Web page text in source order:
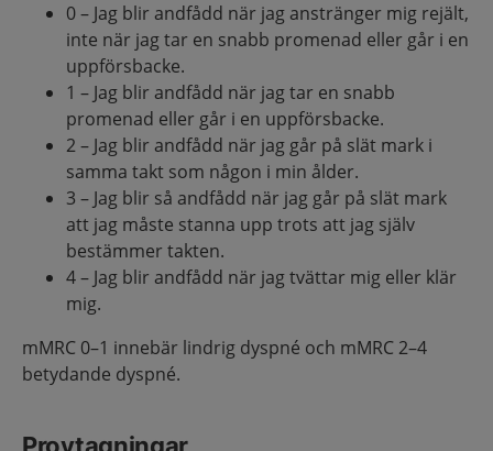
0 – Jag blir andfådd när jag anstränger mig rejält,
inte när jag tar en snabb promenad eller går i en
uppförsbacke.
1 – Jag blir andfådd när jag tar en snabb
promenad eller går i en uppförsbacke.
2 – Jag blir andfådd när jag går på slät mark i
samma takt som någon i min ålder.
3 – Jag blir så andfådd när jag går på slät mark
att jag måste stanna upp trots att jag själv
bestämmer takten.
4 – Jag blir andfådd när jag tvättar mig eller klär
mig.
mMRC 0–1 innebär lindrig dyspné och mMRC 2–4
betydande dyspné.